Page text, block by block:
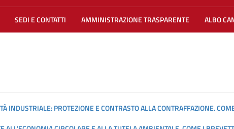
SEDI E CONTATTI AMMINISTRAZIONE TRASPARENTE ALBO
PROTEZIONE E CONTRASTO ALLA CONTRAFFAZIONE.